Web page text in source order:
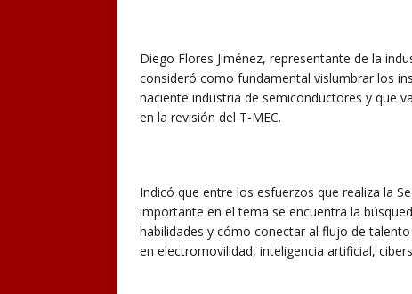
Diego Flores Jiménez, representante de la
consideró como fundamental vislumbrar los
naciente industria de semiconductores y que
en la revisión del T-MEC.
Indicó que entre los esfuerzos que realiza la
importante en el tema se encuentra la
habilidades y cómo conectar al flujo de
en electromovilidad, inteligencia artificial,